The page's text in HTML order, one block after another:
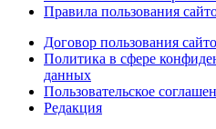
Правила пользования
Договор пользования
Политика в сфере
данных
Пользовательское
Редакция